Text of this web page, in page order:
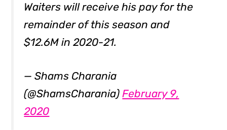
Waiters will receive his pay for the
remainder of this season and
$12.6M in 2020-21.
— Shams Charania
(@ShamsCharania)February 9,
2020